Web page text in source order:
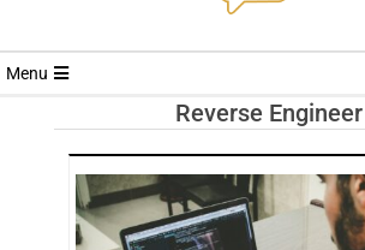
Menu
Reverse Engineer